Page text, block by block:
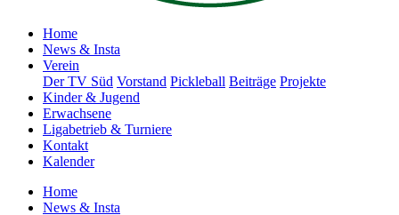
Home
News & Insta
Verein
Der TV Süd Vorstand Pickleball Beiträge Projekte
Kinder & Jugend
Erwachsene
Ligabetrieb & Turniere
Kontakt
Kalender
Home
News & Insta